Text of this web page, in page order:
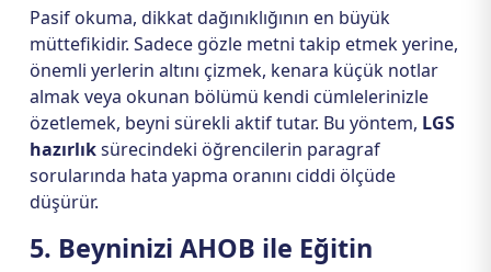
Pasif okuma, dikkat dağınıklığının en büyük
müttefikidir. Sadece gözle metni takip etmek yerine,
önemli yerlerin altını çizmek, kenara küçük notlar
almak veya okunan bölümü kendi cümlelerinizle
özetlemek, beyni sürekli aktif tutar. Bu yöntem, LGS
hazırlıksürecindeki öğrencilerin paragraf
sorularında hata yapma oranını ciddi ölçüde
düşürür.
5. Beyninizi AHOB ile Eğitin